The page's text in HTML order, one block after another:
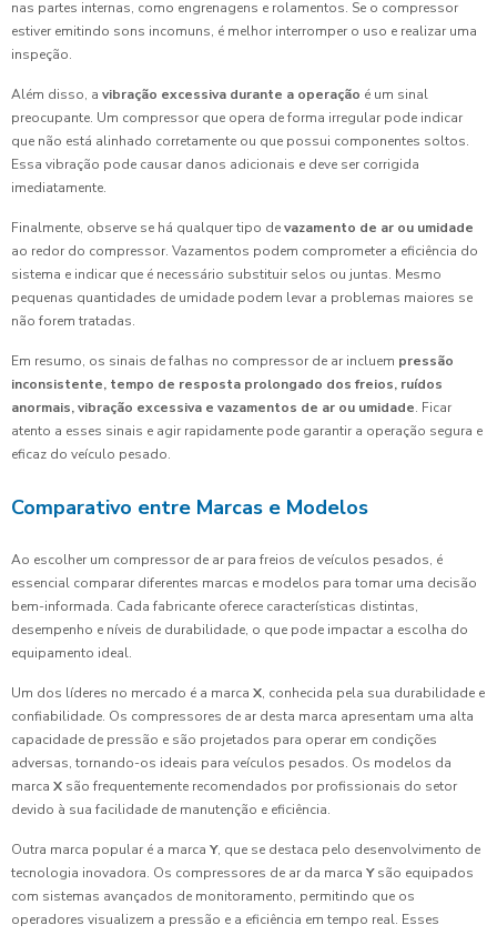
nas partes internas, como engrenagens e rolamentos. Se o compressor
estiver emitindo sons incomuns, é melhor interromper o uso e realizar uma
inspeção.
Além disso, a vibração excessiva durante a operação é um sinal
preocupante. Um compressor que opera de forma irregular pode indicar
que não está alinhado corretamente ou que possui componentes soltos.
Essa vibração pode causar danos adicionais e deve ser corrigida
imediatamente.
Finalmente, observe se há qualquer tipo devazamento de ar ou umidade
ao redor do compressor. Vazamentos podem comprometer a eficiência do
sistema e indicar que é necessário substituir selos ou juntas. Mesmo
pequenas quantidades de umidade podem levar a problemas maiores se
não forem tratadas.
Em resumo, os sinais de falhas no compressor de ar incluem pressão
inconsistente, tempo de resposta prolongado dos freios, ruídos
anormais, vibração excessiva e vazamentos de ar ou umidade. Ficar
atento a esses sinais e agir rapidamente pode garantir a operação segura e
eficaz do veículo pesado.
Comparativo entre Marcas e Modelos
Ao escolher um compressor de ar para freios de veículos pesados, é
essencial comparar diferentes marcas e modelos para tomar uma decisão
bem-informada. Cada fabricante oferece características distintas,
desempenho e níveis de durabilidade, o que pode impactar a escolha do
equipamento ideal.
Um dos líderes no mercado é a marca X, conhecida pela sua durabilidade e
confiabilidade. Os compressores de ar desta marca apresentam uma alta
capacidade de pressão e são projetados para operar em condições
adversas, tornando-os ideais para veículos pesados. Os modelos da
marca X são frequentemente recomendados por profissionais do setor
devido à sua facilidade de manutenção e eficiência.
Outra marca popular é a marca Y, que se destaca pelo desenvolvimento de
tecnologia inovadora. Os compressores de ar da marca Ysão equipados
com sistemas avançados de monitoramento, permitindo que os
operadores visualizem a pressão e a eficiência em tempo real. Esses